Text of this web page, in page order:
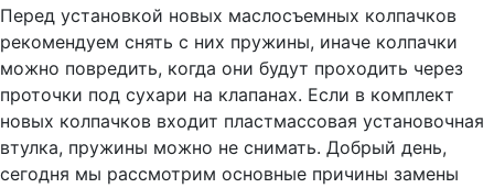
Перед установкой новых маслосъемных колпачков
рекомендуем снять с них пружины, иначе колпачки
можно повредить, когда они будут проходить через
проточки под сухари на клапанах. Если в комплект
новых колпачков входит пластмассовая установочная
втулка, пружины можно не снимать. Добрый день,
сегодня мы рассмотрим основные причины замены